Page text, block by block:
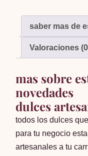
saber mas de
Valoraciones
mas sobre
novedades
dulces
todos los dulces
para tu negocio
artesanales a tu